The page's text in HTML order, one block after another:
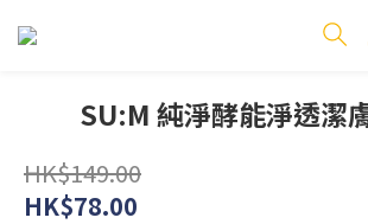
SU:M 純淨酵能淨透潔
HK$149.00
HK$78.00